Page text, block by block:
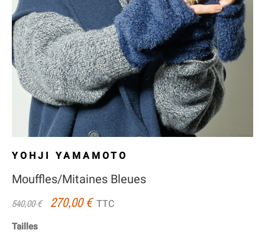
YOHJI YAMAMOTO
Mouffles/Mitaines Bleues
540,00 € 270,00 €TTC
Tailles